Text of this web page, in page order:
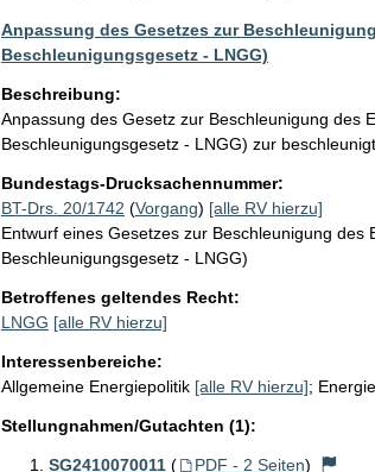
Anpassung des Gesetzes zur
Beschleunigungsgesetz - LNGG)
Beschreibung:
Anpassung des Gesetz zur Beschleunigung des
Beschleunigungsgesetz - LNGG) zur
Bundestags-Drucksachennummer:
BT-Drs. 20/1742 (Vorgang) [alle RV hierzu]
Entwurf eines Gesetzes zur Beschleunigung des
Beschleunigungsgesetz - LNGG)
Betroffenes geltendes Recht:
LNGG [alle RV hierzu]
Interessenbereiche:
Allgemeine Energiepolitik [alle RV hierzu];
Stellungnahmen/Gutachten (1):
SG2410070011 ( PDF - 2 Seiten)